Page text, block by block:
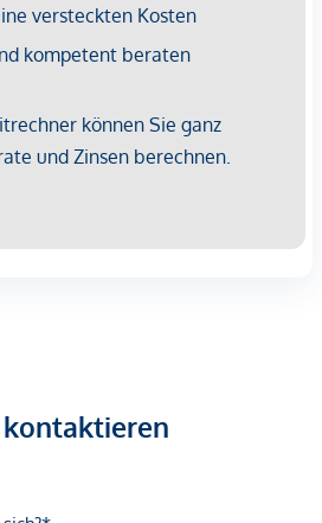
zu Vermietungszwecken erworben
versteht sich daher zzgl.
sind vorbehaltlich möglicher
vorgeschriebenen
kontaktieren